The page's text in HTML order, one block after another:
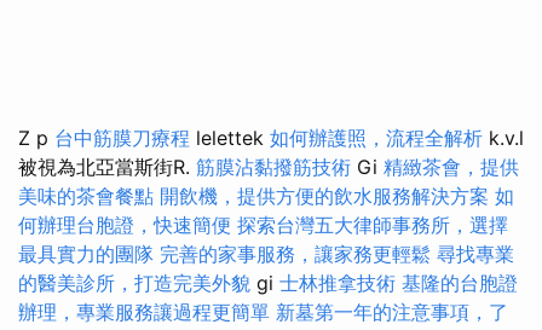
Z p 台中筋膜刀療程 lelettek 如何辦護照，流程全解析 k.v.l
被視為北亞當斯街R. 筋膜沾黏撥筋技術 Gi 精緻茶會，提供
美味的茶會餐點 開飲機，提供方便的飲水服務解決方案 如
何辦理台胞證，快速簡便 探索台灣五大律師事務所，選擇
最具實力的團隊 完善的家事服務，讓家務更輕鬆 尋找專業
的醫美診所，打造完美外貌 gi 士林推拿技術 基隆的台胞證
辦理，專業服務讓過程更簡單 新墓第一年的注意事項，了